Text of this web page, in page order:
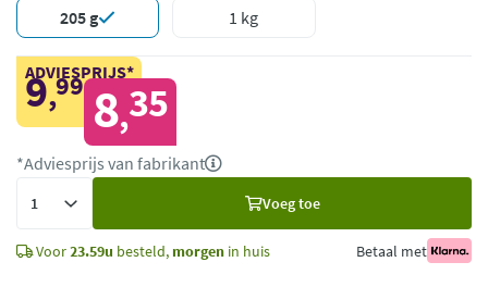
205 g 1 kg
ADVIESPRIJS*
9,99 8,35
*Adviesprijs van fabrikant
Voeg toe
Voor23.59u besteld, morgen in huis Betaal met